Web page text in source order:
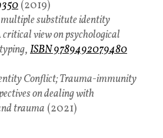
(2019)
multiple substitute identity
critical view on psychological
, ISBN 9789492079480
Conflict; Trauma-immunity
on dealing with
trauma (2021)